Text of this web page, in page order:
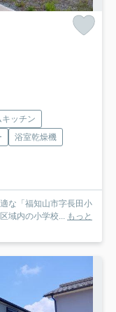
キッチン
浴室乾燥機
な「福知山市字長田小
域内の小学校... もっと